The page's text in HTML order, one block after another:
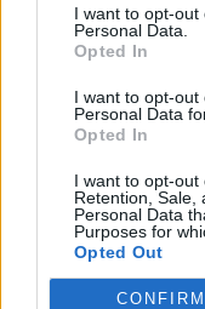
I want to opt-out
Personal Data.
Opted In
I want to opt-
Personal Data
Opted In
I want to opt-out
Retention, Sale,
Personal Data
Purposes for
Opted Out
CONFIRM